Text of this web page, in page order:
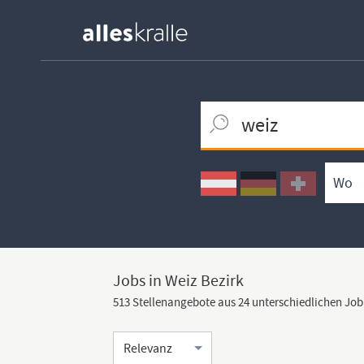
Ortssuche
Umkreissuche
Arbeitsform
Jobs in Weiz Bezirk
513 Stellenangebote aus 24 unterschiedlichen
Sortierung